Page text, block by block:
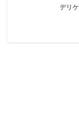
デリ